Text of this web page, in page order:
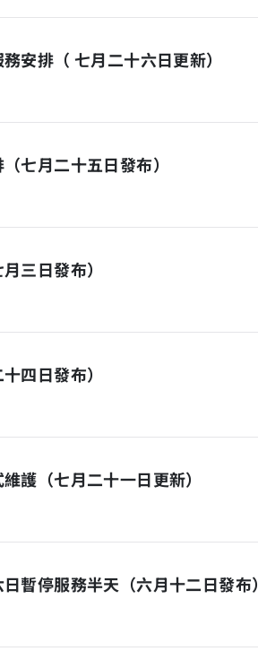
安排（ 七月二十六日更新）
七月二十五日發布）
三日發布）
四日發布）
護（七月二十一日更新）
暫停服務半天（六月十二日發布）